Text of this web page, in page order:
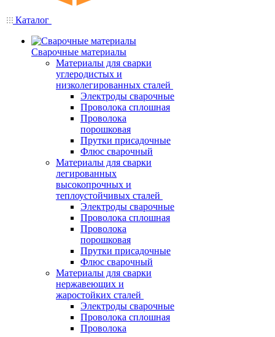
Каталог
Сварочные материалы
Материалы для сварки
углеродистых и
низколегированных сталей
Электроды сварочные
Проволока сплошная
Проволока
порошковая
Прутки присадочные
Флюс сварочный
Материалы для сварки
легированных
высокопрочных и
теплоустойчивых сталей
Электроды сварочные
Проволока сплошная
Проволока
порошковая
Прутки присадочные
Флюс сварочный
Материалы для сварки
нержавеющих и
жаростойких сталей
Электроды сварочные
Проволока сплошная
Проволока